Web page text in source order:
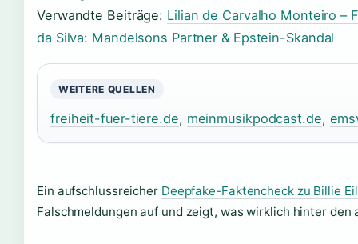
Verwandte Beiträge: Lilian de Carvalho Monteiro –
da Silva: Mandelsons Partner & Epstein-Skandal
WEITERE QUELLEN
freiheit-fuer-tiere.de, meinmusikpodcast.de,
Ein aufschlussreicher Deepfake-Faktencheck zu Billie
Falschmeldungen auf und zeigt, was wirklich hinter